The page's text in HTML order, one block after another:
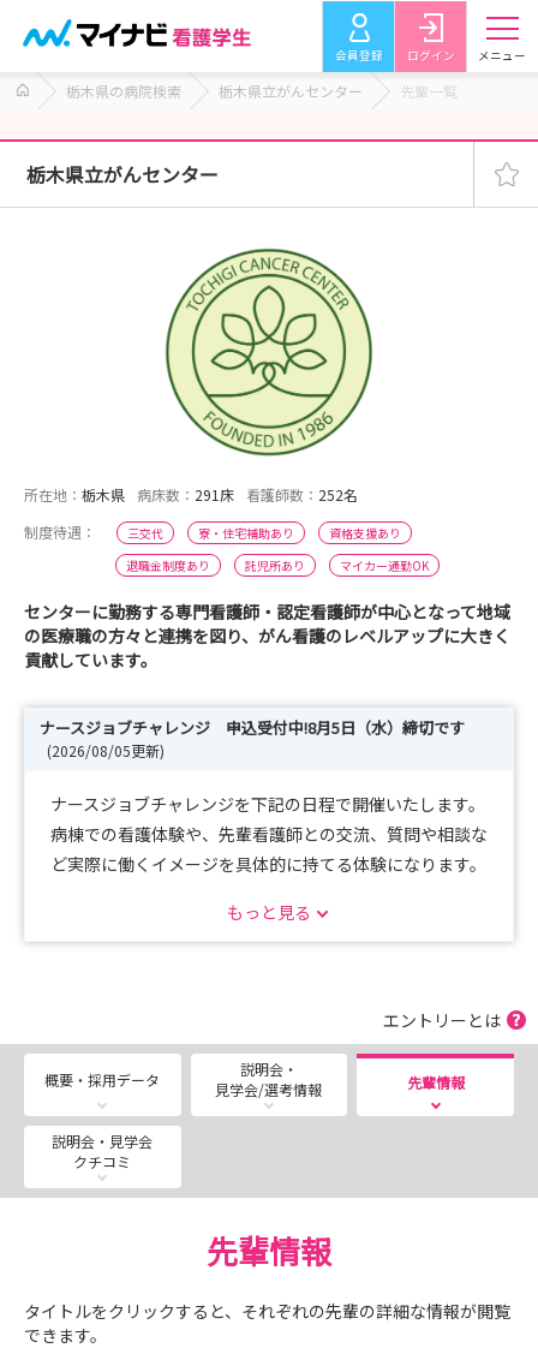
会員登録 ログイン メニュー
栃木県の病院検索 栃木県立がんセンター 先輩一覧
栃木県立がんセンター
所在地： 栃木県 病床数： 291床 看護師数： 252名
制度待遇：
三交代 寮・住宅補助あり
資格支援あり
退職金制度あり
託児所あり マイカー通勤OK
センターに勤務する専門看護師・認定看護師が中心となって地域
の医療職の方々と連携を図り、がん看護のレベルアップに大きく
貢献しています。
ナースジョブチャレンジ 申込受付中!8月5日（水）締切です
(2026/08/05更新)
ナースジョブチャレンジを下記の日程で開催いたします。
病棟での看護体験や、先輩看護師との交流、質問や相談な
ど実際に働くイメージを具体的に持てる体験になります。
【開催日程】※各回10名ずつ 9時～16時
第3回：8月19日（水）【応募締切：8月5日（水）】
当日はお弁当も出ます！
もっと見る
エントリーとは
概要・採用データ
説明会・
見学会/選考情報
先輩情報
説明会・見学会
クチコミ
先輩情報
タイトルをクリックすると、それぞれの先輩の詳細な情報が閲覧
できます。